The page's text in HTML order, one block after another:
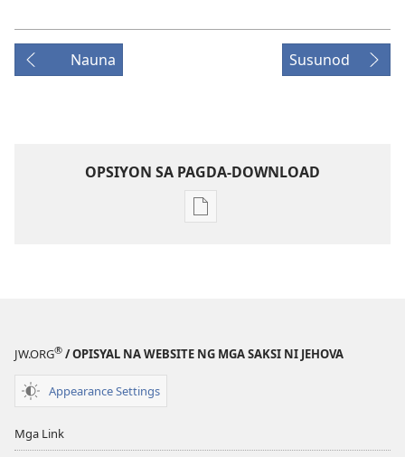
Nauna Susunod
OPSIYON SA PAGDA-DOWNLOAD
Opsiyon
MAGASIN
JW.ORG® / OPISYAL NA WEBSITE NG MGA SAKSI NI JEHOVA
Appearance Settings
Mga Link